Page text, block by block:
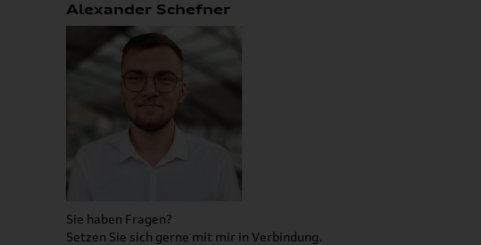
Alexander Schefner
Sie haben Fragen?
Setzen Sie sich gerne mit mir in Verbindung.